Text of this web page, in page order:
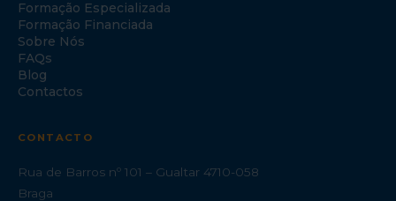
Formação Especializada
Formação Financiada
Sobre Nós
FAQs
Blog
Contactos
CONTACTO
Rua de Barros nº 101 – Gualtar 4710-058
Braga